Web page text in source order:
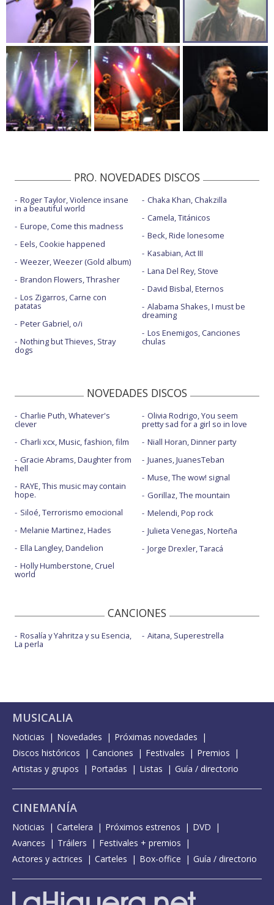
PRO. NOVEDADES DISCOS
Roger Taylor, Violence insane
in a beautiful world
Europe, Come this madness
Eels, Cookie happened
Weezer, Weezer (Gold album)
Brandon Flowers, Thrasher
Los Zigarros, Carne con
patatas
Peter Gabriel, o/i
Nothing but Thieves, Stray
dogs
Chaka Khan, Chakzilla
Camela, Titánicos
Beck, Ride lonesome
Kasabian, Act III
Lana Del Rey, Stove
David Bisbal, Eternos
Alabama Shakes, I must be
dreaming
Los Enemigos, Canciones
chulas
NOVEDADES DISCOS
Charlie Puth, Whatever's
clever
Charli xcx, Music, fashion, film
Gracie Abrams, Daughter from
hell
RAYE, This music may contain
hope.
Siloé, Terrorismo emocional
Melanie Martinez, Hades
Ella Langley, Dandelion
Holly Humberstone, Cruel
world
Olivia Rodrigo, You seem
pretty sad for a girl so in love
Niall Horan, Dinner party
Juanes, JuanesTeban
Muse, The wow! signal
Gorillaz, The mountain
Melendi, Pop rock
Julieta Venegas, Norteña
Jorge Drexler, Taracá
CANCIONES
Rosalía y Yahritza y su Esencia,
La perla
Aitana, Superestrella
MUSICALIA
Noticias Novedades
Próximas novedades
Discos históricos
Canciones Festivales
Premios
Artistas y grupos
Portadas Listas Guía / directorio
CINEMANÍA
Noticias Cartelera Próximos estrenos
DVD
Avances
Tráilers
Festivales + premios
Actores y actrices
Carteles Box-office Guía / directorio